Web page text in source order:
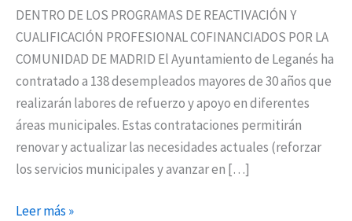
DENTRO DE LOS PROGRAMAS DE REACTIVACIÓN Y
CUALIFICACIÓN PROFESIONAL COFINANCIADOS POR LA
COMUNIDAD DE MADRID El Ayuntamiento de Leganés ha
contratado a 138 desempleados mayores de 30 años que
realizarán labores de refuerzo y apoyo en diferentes
áreas municipales. Estas contrataciones permitirán
renovar y actualizar las necesidades actuales (reforzar
los servicios municipales y avanzar en […]
Leer más »